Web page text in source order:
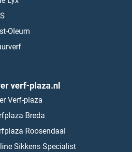
Oleum
verf-plaza.nl
Verf-plaza
Breda
Roosendaal
Sikkens Specialist